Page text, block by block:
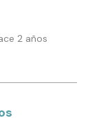
2 años